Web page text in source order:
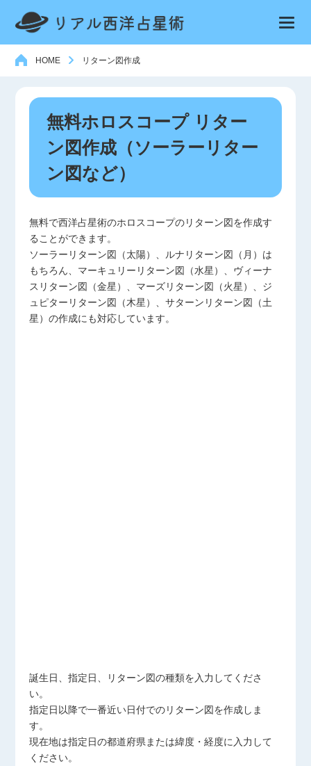
HOME リターン図作成
無料ホロスコープ リター
ン図作成（ソーラーリター
ン図など）
無料で西洋占星術のホロスコープのリターン図を作成す
ることができます。
ソーラーリターン図（太陽）、ルナリターン図（月）は
もちろん、マーキュリーリターン図（水星）、ヴィーナ
スリターン図（金星）、マーズリターン図（火星）、ジ
ュピターリターン図（木星）、サターンリターン図（土
星）の作成にも対応しています。
誕生日、指定日、リターン図の種類を入力してくださ
い。
指定日以降で一番近い日付でのリターン図を作成しま
す。
現在地は指定日の都道府県または緯度・経度に入力して
ください。